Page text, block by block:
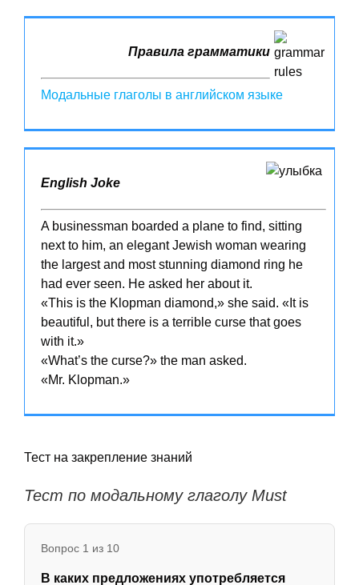
Правила грамматики
Модальные глаголы в английском языке
English Joke
A businessman boarded a plane to find, sitting
next to him, an elegant Jewish woman wearing
the largest and most stunning diamond ring he
had ever seen. He asked her about it.
«This is the Klopman diamond,» she said. «It is
beautiful, but there is a terrible curse that goes
with it.»
«What’s the curse?» the man asked.
«Mr. Klopman.»
Тест на закрепление знаний
Тест по модальному глаголу Must
Вопрос 1 из 10
В каких предложениях употребляется